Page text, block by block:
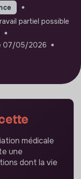
partiel possible
07/05/2026
cette
médicale
une
dont la vie